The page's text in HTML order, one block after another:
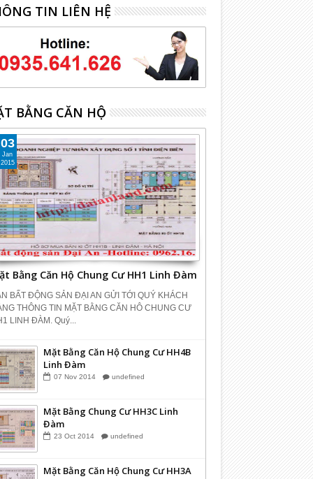
TIN LIÊN HỆ
BẰNG CĂN HỘ
Bằng Căn Hộ Chung Cư HH1 Linh Đàm
03
Jan
2015
BẤT ĐỘNG SẢN ĐẠI AN GỬI TỚI QUÝ KHÁCH
THÔNG TIN MẶT BẰNG CĂN HÔ CHUNG CƯ
LINH ĐÀM. Quý...
Mặt Bằng Căn Hộ Chung Cư HH4B
Linh Đàm
07 Nov 2014 undefined
Mặt Bằng Chung Cư HH3C Linh
Đàm
23 Oct 2014 undefined
Mặt Bằng Căn Hộ Chung Cư HH3A